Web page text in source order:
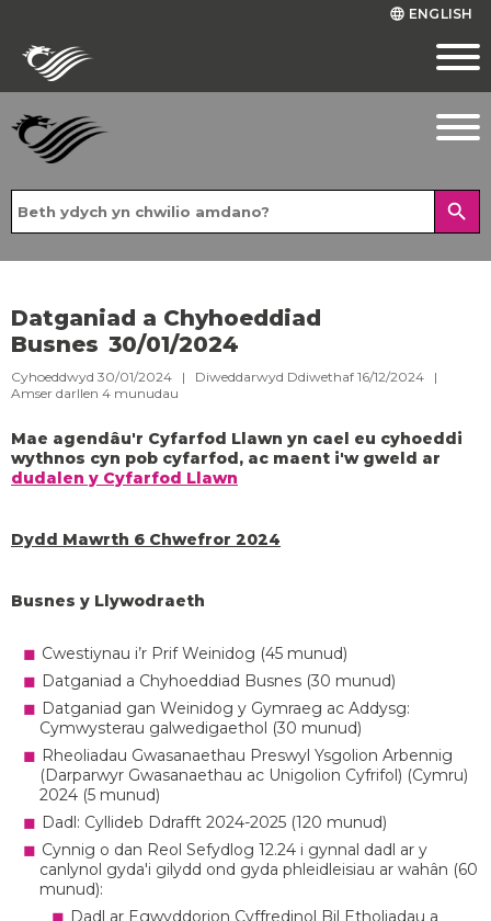
language ENGLISH
search
Datganiad a Chyhoeddiad
Busnes 30/01/2024
Cyhoeddwyd 30/01/2024 | Diweddarwyd Ddiwethaf 16/12/2024 |
Amser darllen 4 munudau
Mae agendâu'r Cyfarfod Llawn yn cael eu cyhoeddi
wythnos cyn pob cyfarfod, ac maent i'w gweld ar
dudalen y Cyfarfod Llawn
Dydd Mawrth 6 Chwefror 2024
Busnes y Llywodraeth
Cwestiynau i’r Prif Weinidog (45 munud)
Datganiad a Chyhoeddiad Busnes (30 munud)
Datganiad gan Weinidog y Gymraeg ac Addysg:
Cymwysterau galwedigaethol (30 munud)
Rheoliadau Gwasanaethau Preswyl Ysgolion Arbennig
(Darparwyr Gwasanaethau ac Unigolion Cyfrifol) (Cymru)
2024 (5 munud)
Dadl: Cyllideb Ddrafft 2024-2025 (120 munud)
Cynnig o dan Reol Sefydlog 12.24 i gynnal dadl ar y
canlynol gyda'i gilydd ond gyda phleidleisiau ar wahân (60
munud):
Dadl ar Egwyddorion Cyffredinol Bil Etholiadau a